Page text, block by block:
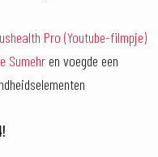
Pro (Youtube-filmpje)
Sumehr en voegde een